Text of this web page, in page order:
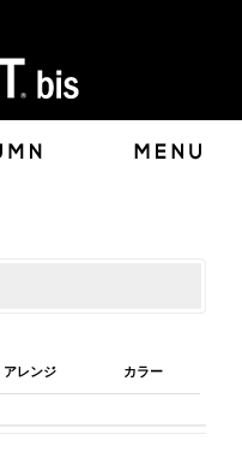
アレンジ カラー